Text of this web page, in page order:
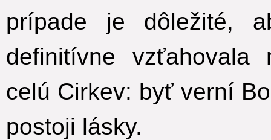
prípade je dôležité,
definitívne
celú Cirkev: byť verní
postoji lásky.